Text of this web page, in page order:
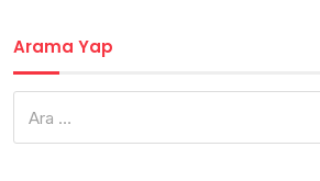
Arama Yap